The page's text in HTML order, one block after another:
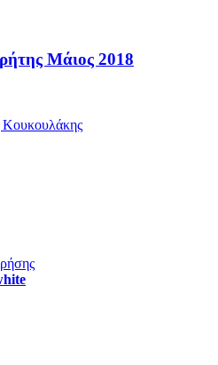
Μάιος 2018